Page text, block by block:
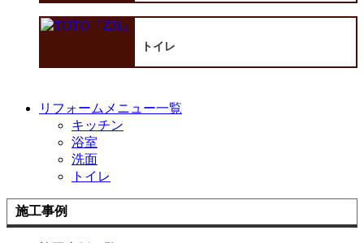
トイレ
リフォームメニュー一覧
キッチン
浴室
洗面
トイレ
施工事例